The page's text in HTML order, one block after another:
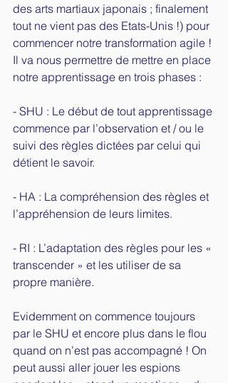
des arts martiaux japonais ; finalement
tout ne vient pas des Etats-Unis !) pour
commencer notre transformation agile !
Il va nous permettre de mettre en place
notre apprentissage en trois phases :
- SHU : Le début de tout apprentissage
commence par l’observation et / ou le
suivi des règles dictées par celui qui
détient le savoir.
- HA : La compréhension des règles et
l’appréhension de leurs limites.
- RI : L’adaptation des règles pour les «
transcender » et les utiliser de sa
propre manière.
Evidemment on commence toujours
par le SHU et encore plus dans le flou
quand on n’est pas accompagné ! On
peut aussi aller jouer les espions